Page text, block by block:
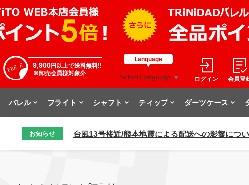
9,900円以上で送料無料!!
※卸売会員様対象外
Language
Select Language ▼ ログイン 会員登
バレル フライト シャフト ティップ ダーツケース
お知らせ 台風13号接近/熊本地震による配送への影響につ